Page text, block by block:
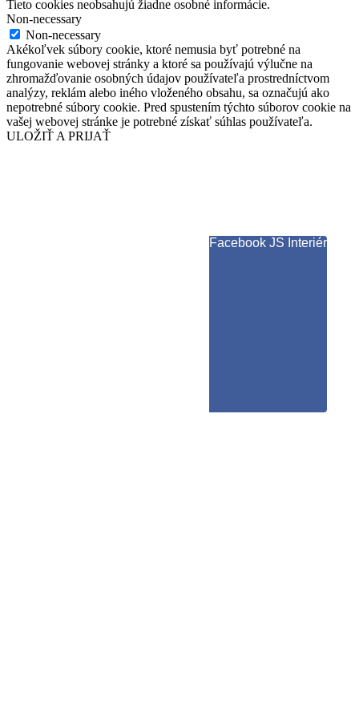
Tieto cookies neobsahujú žiadne osobné informácie.
Non-necessary
Non-necessary
Akékoľvek súbory cookie, ktoré nemusia byť potrebné na
fungovanie webovej stránky a ktoré sa používajú výlučne na
zhromažďovanie osobných údajov používateľa prostredníctvom
analýzy, reklám alebo iného vloženého obsahu, sa označujú ako
nepotrebné súbory cookie. Pred spustením týchto súborov cookie na
vašej webovej stránke je potrebné získať súhlas používateľa.
ULOŽIŤ A PRIJAŤ
Facebook JS Interiér